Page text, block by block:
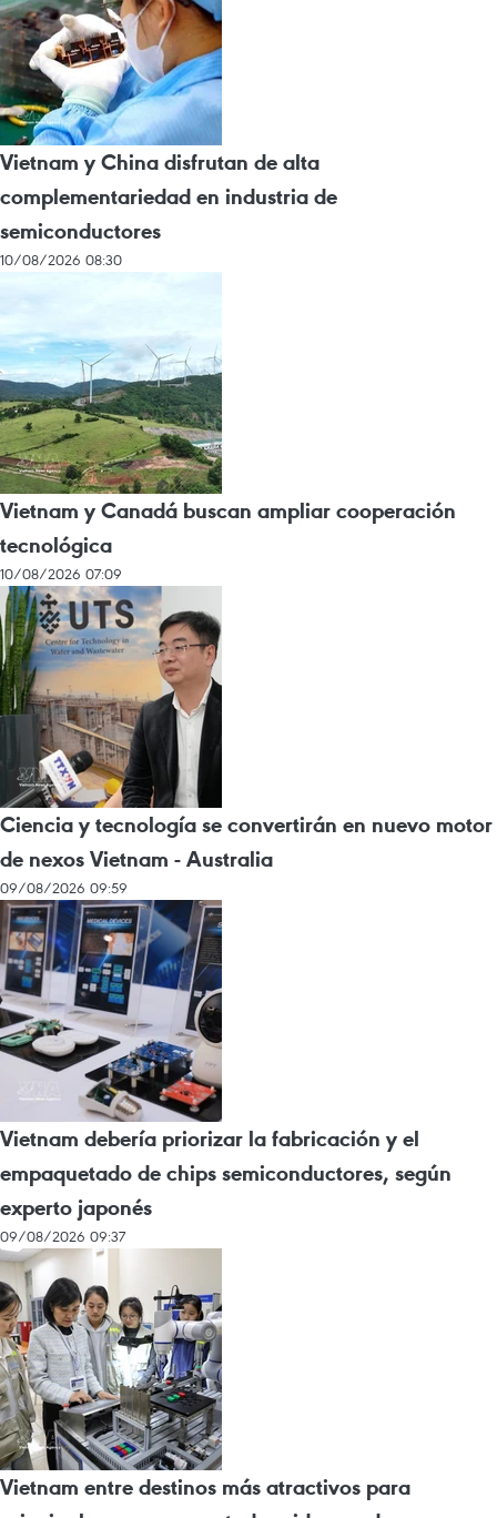
Vietnam y China disfrutan de alta
complementariedad en industria de
semiconductores
10/08/2026 08:30
Vietnam y Canadá buscan ampliar cooperación
tecnológica
10/08/2026 07:09
Ciencia y tecnología se convertirán en nuevo motor
de nexos Vietnam - Australia
09/08/2026 09:59
Vietnam debería priorizar la fabricación y el
empaquetado de chips semiconductores, según
experto japonés
09/08/2026 09:37
Vietnam entre destinos más atractivos para